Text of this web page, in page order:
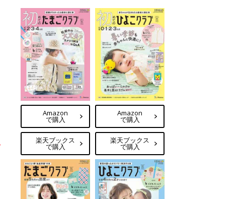
Amazon
で購入
楽天ブックス
で購入
Amazon
で購入
楽天ブックス
で購入